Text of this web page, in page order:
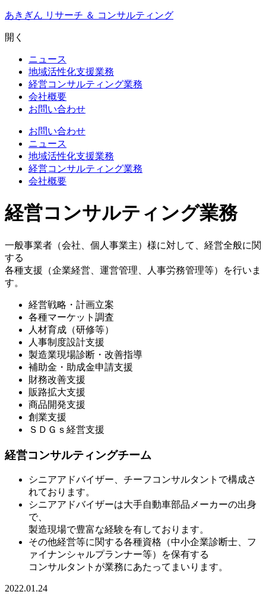
Skip
content
あきぎん リサーチ ＆ コンサルティング
開く
ニュース
地域活性化支援業務
経営コンサルティング業務
会社概要
お問い合わせ
お問い合わせ
ニュース
地域活性化支援業務
経営コンサルティング業務
会社概要
経営コンサルティング業務
一般事業者（会社、個人事業主）様に対して、経営全般に関
する
各種支援（企業経営、運営管理、人事労務管理等）を行いま
す。
経営戦略・計画立案
各種マーケット調査
人材育成（研修等）
人事制度設計支援
製造業現場診断・改善指導
補助金・助成金申請支援
財務改善支援
販路拡大支援
商品開発支援
創業支援
ＳＤＧｓ経営支援
経営コンサルティングチーム
シニアアドバイザー、チーフコンサルタントで構成さ
れております。
シニアアドバイザーは大手自動車部品メーカーの出身
で、
製造現場で豊富な経験を有しております。
その他経営等に関する各種資格（中小企業診断士、フ
ァイナンシャルプランナー等）を保有する
コンサルタントが業務にあたってまいります。
2022.01.24